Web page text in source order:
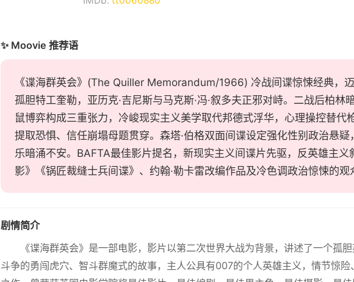
✨ Moovie 推荐语
《谍海群英会》(The Quiller Memorandum/1966) 冷战间谍惊悚经典，
孤胆特工奎勒，亚历克·吉尼斯与马克斯·冯·叙多夫正邪对峙。二战后柏林
鼠博弈构成三重张力，冷峻现实主义美学取代邦德式浮华，心理操控替代
提取恐惧、信任崩塌母题贯穿。森塔·伯格双面间谍设定强化性别政治悬
乐暗涌不安。BAFTA最佳影片提名，新现实主义间谍片先驱，反英雄主
影》《锅匠裁缝士兵间谍》、约翰·勒卡雷改编作品及冷色调政治惊悚的观
剧情简介
《谍海群英会》是一部电影，影片以第二次世界大战为背景，讲述了一个孤
斗争的勇闯虎穴、智斗群魔式的故事，主人公具有007的个人英雄主义，情节惊